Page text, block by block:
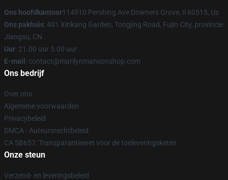
Ons hoofdkantoor114910 Pershing Ave Downers Grove, Il 60515, Us
Ons pakhuis: 401 Xinkang Garden, Tongjing Road, Fujin City, provincie
Jiangsu, CN
Uur: 21.00 uur 5.00 uur
E-mail : contact@marilynmansonshop.com
Ons bedrijf
Over ons
Algemene voorwaarden
Privacybeleid
DMCA - Auteursrechtbeleid
CA SB657: Transparantiewet voor de toeleveringsketen
Onze steun
Verzend- en leveringsbeleid